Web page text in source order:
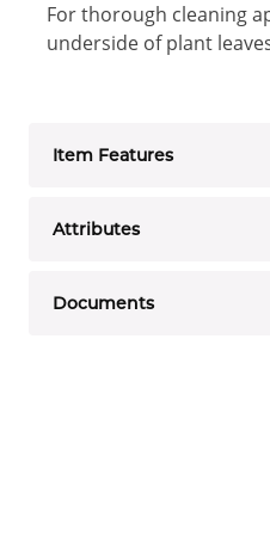
For thorough cleaning
underside of plant
Item Features
Attributes
Documents